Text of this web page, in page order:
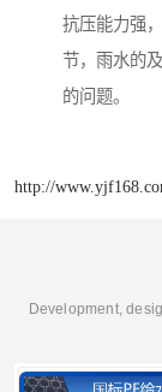
抗压能力强
节，雨水的
的问题。
http://
Development,